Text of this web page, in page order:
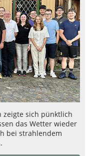
zeigte sich pünktlich
das Wetter wieder
bei strahlendem